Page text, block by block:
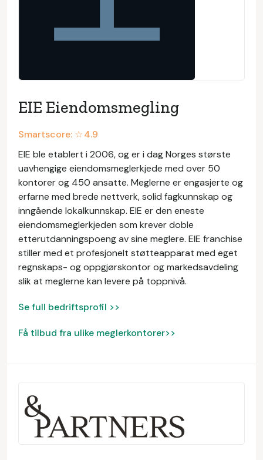
EIE Eiendomsmegling
Smartscore: ☆4.9
EIE ble etablert i 2006, og er i dag Norges største
uavhengige eiendomsmeglerkjede med over 50
kontorer og 450 ansatte. Meglerne er engasjerte og
erfarne med brede nettverk, solid fagkunnskap og
inngående lokalkunnskap. EIE er den eneste
eiendomsmeglerkjeden som krever doble
etterutdanningspoeng av sine meglere. EIE franchise
stiller med et profesjonelt støtteapparat med eget
regnskaps- og oppgjørskontor og markedsavdeling
slik at meglerne kan levere på toppnivå.
Se full bedriftsprofil >>
Få tilbud fra ulike meglerkontorer>>